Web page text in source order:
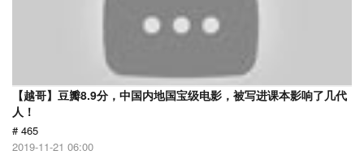
【越哥】豆瓣8.9分，中国内地国宝级电影，被写进课本影响了几代
人！
# 465
2019-11-21 06:00